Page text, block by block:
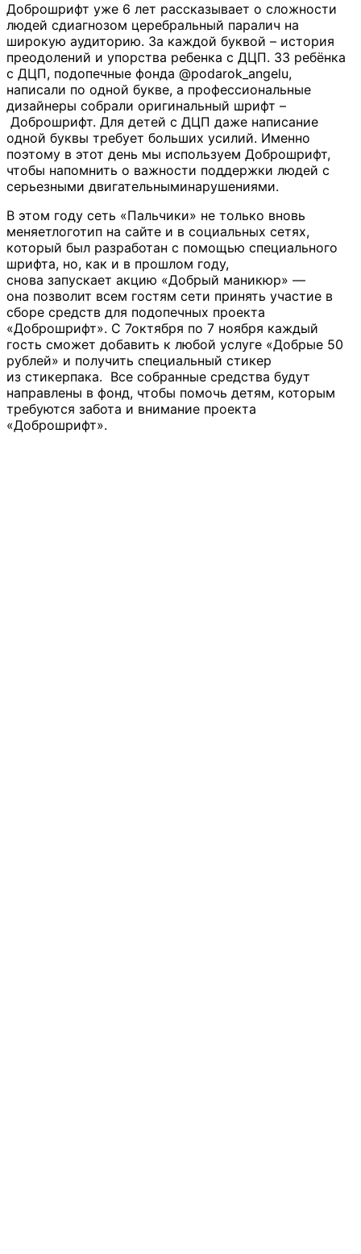
Доброшрифт уже 6 лет рассказывает о сложности
людей сдиагнозом церебральный паралич на
широкую аудиторию. За каждой буквой – история
преодолений и упорства ребенка с ДЦП. 33 ребёнка
с ДЦП, подопечные фонда @podarok_angelu,
написали по одной букве, а профессиональные
дизайнеры собрали оригинальный шрифт –
Доброшрифт. Для детей с ДЦП даже написание
одной буквы требует больших усилий. Именно
поэтому в этот день мы используем Доброшрифт,
чтобы напомнить о важности поддержки людей с
серьезными двигательныминарушениями.
В этом году сеть «Пальчики» не только вновь
меняетлоготип на сайте и в социальных сетях,
который был разработан с помощью специального
шрифта, но, как и в прошлом году,
снова запускает акцию «Добрый маникюр» —
она позволит всем гостям сети принять участие в
сборе средств для подопечных проекта
«Доброшрифт». С 7октября по 7 ноября каждый
гость сможет добавить к любой услуге «Добрые 50
рублей» и получить специальный стикер
из стикерпака. Все собранные средства будут
направлены в фонд, чтобы помочь детям, которым
требуются забота и внимание проекта
«Доброшрифт».